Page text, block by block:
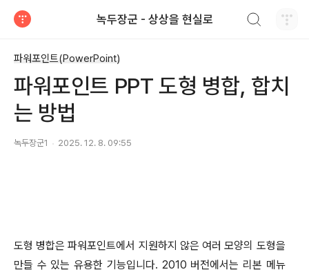
녹두장군 - 상상을 현실로
파워포인트(PowerPoint)
파워포인트 PPT 도형 병합, 합치
는 방법
녹두장군1 2025. 12. 8. 09:55
도형 병합은 파워포인트에서 지원하지 않은 여러 모양의 도형을
만들 수 있는 유용한 기능입니다. 2010 버전에서는 리본 메뉴